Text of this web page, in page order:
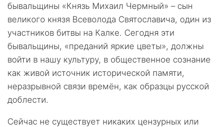
бывальщины «Князь Михаил Чермный» – сын
великого князя Всеволода Святославича, один из
участников битвы на Калке. Сегодня эти
бывальщины, «преданий яркие цветы», должны
войти в нашу культуру, в общественное сознание
как живой источник исторической памяти,
неразрывной связи времён, как образцы русской
доблести.
Сейчас не существует никаких цензурных или